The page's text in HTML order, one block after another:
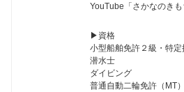
YouTube「さかなのきも
▶︎資格
小型船舶免許２級・特定
潜水士
ダイビング
普通自動二輪免許（MT）